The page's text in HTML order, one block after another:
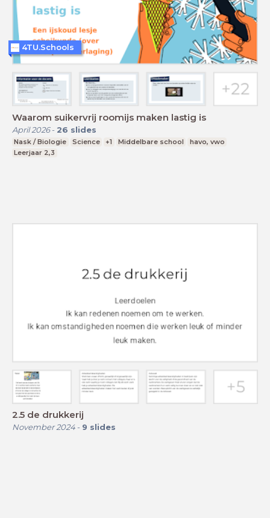
Waarom suikervrij roomijs maken lastig is
April 2026- 26 slides
Nask / Biologie Science +1 Middelbare school
havo, vwo
Leerjaar 2,3
4TU.Schools
2.5 de drukkerij
November 2024- 9 slides